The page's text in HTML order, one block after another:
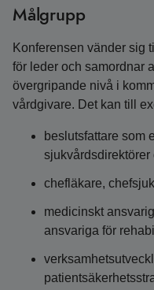
Målgrupp
Konferensen vänder sig
för leder och samordnar
övergripande nivå i
vårdgivare. Det kan till
beslutsfattare som
chefläkare,
medicinskt
ansvariga för